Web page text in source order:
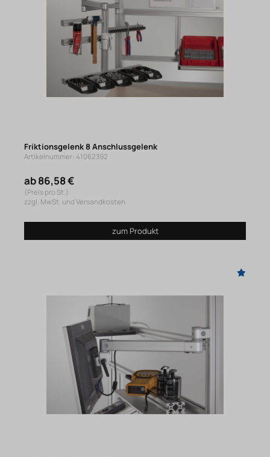
Friktionsgelenk 8 Anschlussgelenk
Artikelnummer: 41062392
ab 86,58 €
(Preis pro St.)
zzgl. MwSt. und Versandkosten
zum Produkt